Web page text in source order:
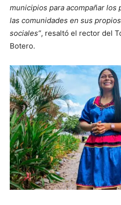
municipios para acompañar los
las comunidades en sus
sociales”, resaltó el rector del
Botero.